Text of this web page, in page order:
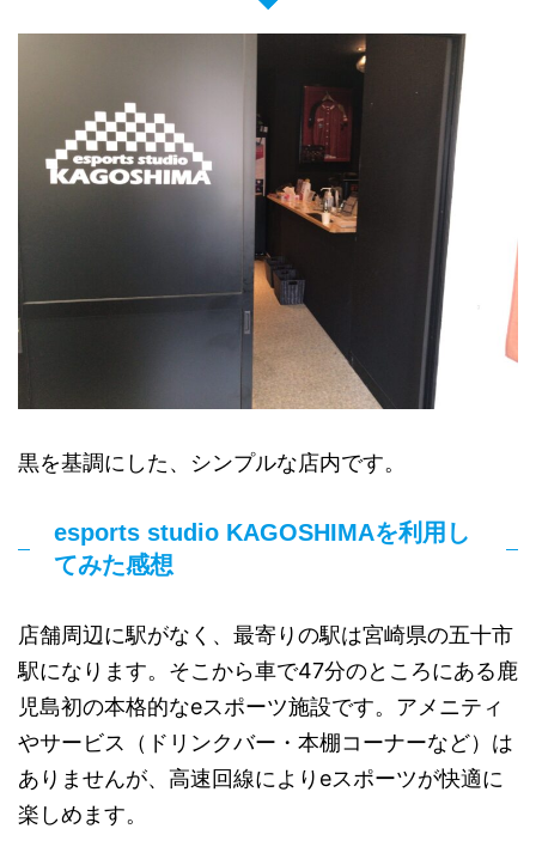
黒を基調にした、シンプルな店内です。
esports studio KAGOSHIMAを利用し
てみた感想
店舗周辺に駅がなく、最寄りの駅は宮崎県の五十市
駅になります。そこから車で47分のところにある鹿
児島初の本格的なeスポーツ施設です。アメニティ
やサービス（ドリンクバー・本棚コーナーなど）は
ありませんが、高速回線によりeスポーツが快適に
楽しめます。